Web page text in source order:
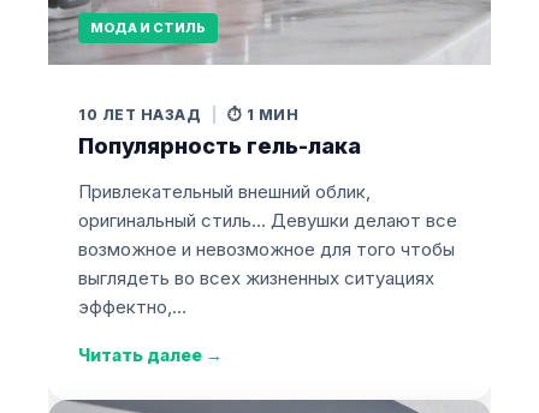
МОДА И СТИЛЬ
10 ЛЕТ НАЗАД ⏱️ 1 МИН
Популярность гель-лака
Привлекательный внешний облик,
оригинальный стиль… Девушки делают все
возможное и невозможное для того чтобы
выглядеть во всех жизненных ситуациях
эффектно,…
Читать далее →